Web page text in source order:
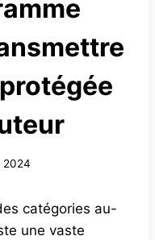
2024
catégories au-
une vaste